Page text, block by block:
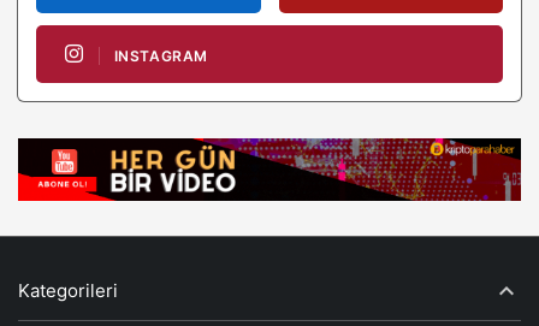
INSTAGRAM
Kategorileri